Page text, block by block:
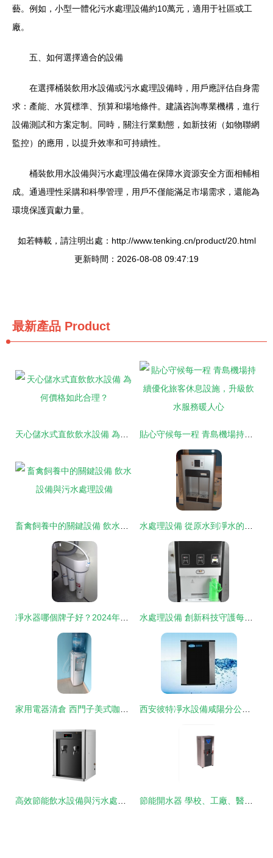
藝。例如，小型一體化污水處理設備約10萬元，適用于社區或工
廠。
五、如何選擇適合的設備
在選擇桶裝飲用水設備或污水處理設備時，用戶應評估自身需
求：產能、水質標準、預算和場地條件。建議咨詢專業機構，進行
設備測試和方案定制。同時，關注行業動態，如新技術（如物聯網
監控）的應用，以提升效率和可持續性。
桶裝飲用水設備與污水處理設備在保障水資源安全方面相輔相
成。通過理性采購和科學管理，用戶不僅能滿足市場需求，還能為
環境保護貢獻力量。
如若轉載，請注明出處：http://www.tenking.cn/product/20.html
更新時間：2026-08-08 09:47:19
最新產品 Product